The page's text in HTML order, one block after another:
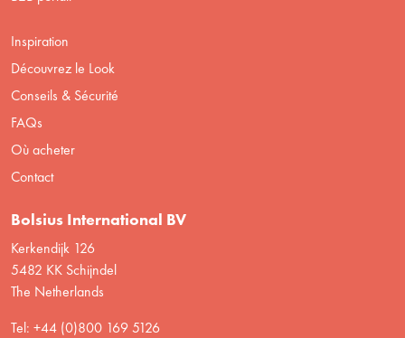
Inspiration
Découvrez le Look
Conseils & Sécurité
FAQs
Où acheter
Contact
Bolsius International BV
Kerkendijk 126
5482 KK Schijndel
The Netherlands
Tel: +44 (0)800 169 5126